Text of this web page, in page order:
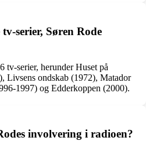
serier, Søren Rode
tv-serier, herunder Huset på
Livsens ondskab (1972), Matador
1997) og Edderkoppen (2000).
involvering i radioen?